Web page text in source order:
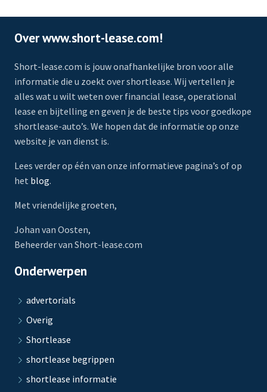
Over www.short-lease.com!
Short-lease.com is jouw onafhankelijke bron voor alle
informatie die u zoekt over shortlease. Wij vertellen je
alles wat u wilt weten over financial lease, operational
lease en bijtelling en geven je de beste tips voor goedkope
shortlease-auto’s. We hopen dat de informatie op onze
website je van dienst is.
Lees verder op één van onze informatieve pagina’s of op
het blog.
Met vriendelijke groeten,
Johan van Oosten,
Beheerder van Short-lease.com
Onderwerpen
advertorials
Overig
Shortlease
shortlease begrippen
shortlease informatie